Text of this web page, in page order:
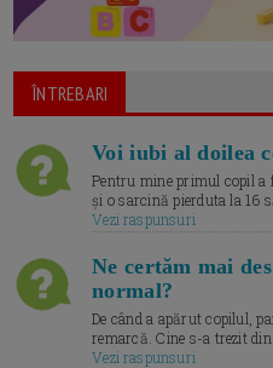
ÎNTREBARI
Voi iubi al doilea
Pentru mine primul copil a
și o sarcină pierduta la 16
Vezi raspunsuri
Ne certăm mai
normal?
De când a apărut copilul,
remarcă. Cine s-a trezit
Vezi raspunsuri